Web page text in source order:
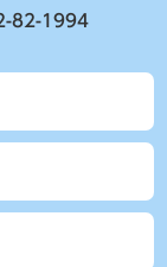
82-1994